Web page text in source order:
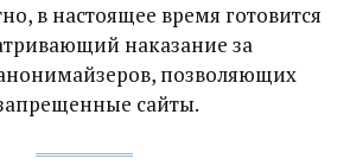
в настоящее время готовится
наказание за
позволяющих
сайты.